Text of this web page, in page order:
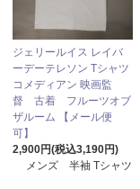
ジェリールイス レイバ
ーデーテレソン Tシャツ
コメディアン 映画監
督 古着 フルーツオブ
ザルーム 【メール便
可】
2,900円(税込3,190円)
メンズ 半袖 Tシャツ